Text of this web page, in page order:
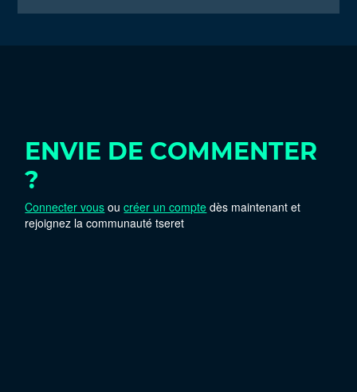
ENVIE DE COMMENTER
?
Connecter vous oucréer un compte dès maintenant et
rejoignez la communauté tseret